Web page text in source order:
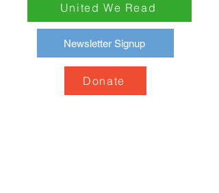
Donate
Newsletter Signup
United We Read